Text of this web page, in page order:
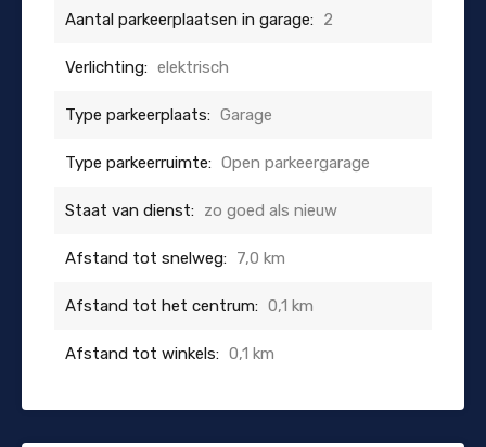
Aantal parkeerplaatsen in garage: 2
Verlichting: elektrisch
Type parkeerplaats: Garage
Type parkeerruimte: Open parkeergarage
Staat van dienst: zo goed als nieuw
Afstand tot snelweg: 7,0 km
Afstand tot het centrum: 0,1 km
Afstand tot winkels: 0,1 km